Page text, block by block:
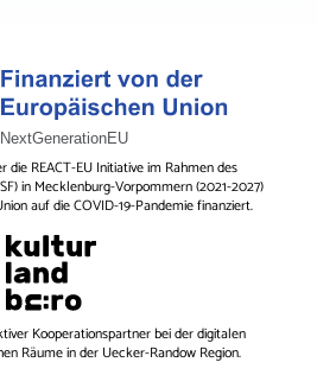
die REACT-EU Initiative im Rahmen des
in Mecklenburg-Vorpommern (2021-2027)
auf die COVID-19-Pandemie finanziert.
Kooperationspartner bei der digitalen
Räume in der Uecker-Randow Region.